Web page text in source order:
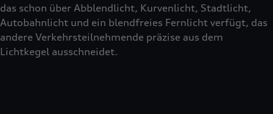
das schon über Abblendlicht, Kurvenlicht, Stadtlicht,
Autobahnlicht und ein blendfreies Fernlicht verfügt, das
andere Verkehrsteilnehmende präzise aus dem
Lichtkegel ausschneidet.